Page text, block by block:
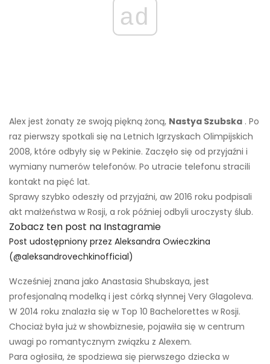
ad
Alex jest żonaty ze swoją piękną żoną, Nastya Szubska . Po
raz pierwszy spotkali się na Letnich Igrzyskach Olimpijskich
2008, które odbyły się w Pekinie. Zaczęło się od przyjaźni i
wymiany numerów telefonów. Po utracie telefonu stracili
kontakt na pięć lat.
Sprawy szybko odeszły od przyjaźni, aw 2016 roku podpisali
akt małżeństwa w Rosji, a rok później odbyli uroczysty ślub.
Zobacz ten post na Instagramie
Post udostępniony przez Aleksandra Owieczkina
(@aleksandrovechkinofficial)
Wcześniej znana jako Anastasia Shubskaya, jest
profesjonalną modelką i jest córką słynnej Very Glagoleva.
W 2014 roku znalazła się w Top 10 Bachelorettes w Rosji.
Chociaż była już w showbiznesie, pojawiła się w centrum
uwagi po romantycznym związku z Alexem.
Para ogłosiła, że ​​spodziewa się pierwszego dziecka w